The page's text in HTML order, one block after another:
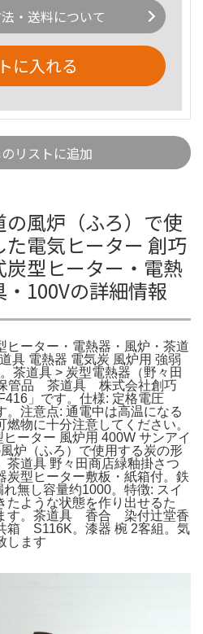
・送料について
に入れる
リストに追加
風炉（ふろ）で使
電気ヒーター 創巧
型ヒーター・電熱
100Vの詳細情報
ヒーター・電熱器・風炉・茶道
具 電熱器 電気炭 風炉用 強弱
茶道具 > 炭型電熱器（野々田
管品 茶道具 株式会社創巧
」です。 仕様: 定格電圧
注意点: 通電中は高温になる
物に十分注意してください。
ーター 風炉用 400W サンアイ
風炉（ふろ）で使用する炭の形
茶道具 野々田商店緑釉掛さつ
炭型ヒーター敷板・紙箱付。鉄
無し容量约1000。特徴: スイ
たような状態を作り出せるた
す。茶道具 香合 染付辻堂香
S116K。漆器 椀 2客組。気
します